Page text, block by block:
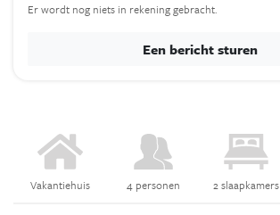
Vakantiehuis 4 personen 2 slaapkamers
Er wordt nog niets in rekening gebracht.
Een bericht sturen